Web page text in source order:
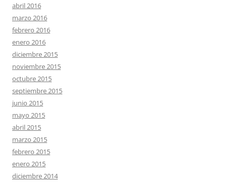
abril 2016
marzo 2016
febrero 2016
enero 2016
diciembre 2015
noviembre 2015
octubre 2015
septiembre 2015
junio 2015
mayo 2015
abril 2015
marzo 2015
febrero 2015
enero 2015
diciembre 2014